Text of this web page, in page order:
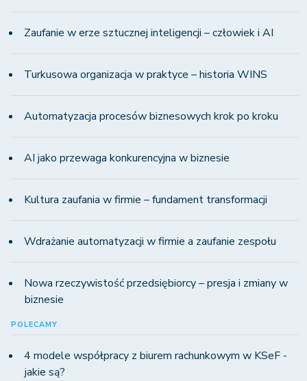
Zaufanie w erze sztucznej inteligencji – człowiek i AI
Turkusowa organizacja w praktyce – historia WINS
Automatyzacja procesów biznesowych krok po kroku
AI jako przewaga konkurencyjna w biznesie
Kultura zaufania w firmie – fundament transformacji
Wdrażanie automatyzacji w firmie a zaufanie zespołu
Nowa rzeczywistość przedsiębiorcy – presja i zmiany w
biznesie
POLECAMY
4 modele współpracy z biurem rachunkowym w KSeF -
jakie są?